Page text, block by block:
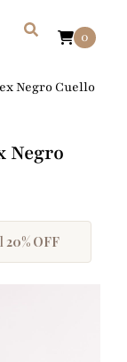
0
Negro Cuello
Negro
20% OFF